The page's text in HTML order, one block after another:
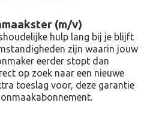
(m/v)
hulp lang bij je blijft
zijn waarin jouw
eerder stopt dan
op zoek naar een nieuwe
toeslag voor, deze garantie